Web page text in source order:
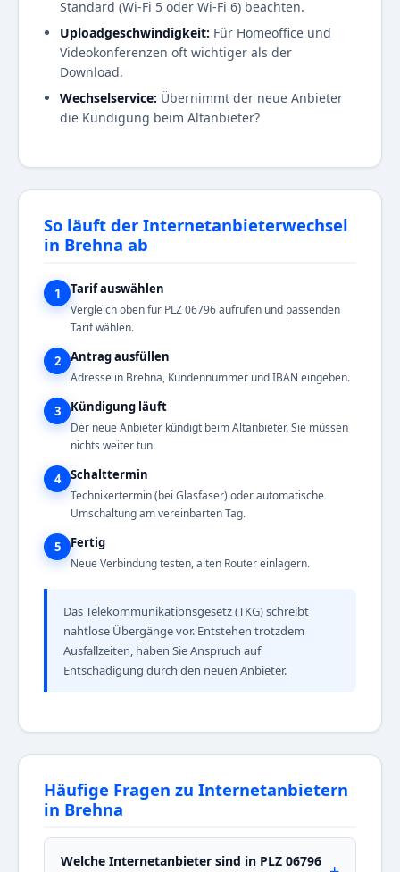
Standard (Wi-Fi 5 oder Wi-Fi 6) beachten.
Uploadgeschwindigkeit: Für Homeoffice und
Videokonferenzen oft wichtiger als der
Download.
Wechselservice: Übernimmt der neue Anbieter
die Kündigung beim Altanbieter?
So läuft der Internetanbieterwechsel
in Brehna ab
1 Tarif auswählen
Vergleich oben für PLZ 06796 aufrufen und passenden
Tarif wählen.
2 Antrag ausfüllen
Adresse in Brehna, Kundennummer und IBAN eingeben.
3 Kündigung läuft
Der neue Anbieter kündigt beim Altanbieter. Sie müssen
nichts weiter tun.
4 Schalttermin
Technikertermin (bei Glasfaser) oder automatische
Umschaltung am vereinbarten Tag.
5 Fertig
Neue Verbindung testen, alten Router einlagern.
Das Telekommunikationsgesetz (TKG) schreibt
nahtlose Übergänge vor. Entstehen trotzdem
Ausfallzeiten, haben Sie Anspruch auf
Entschädigung durch den neuen Anbieter.
Häufige Fragen zu Internetanbietern
in Brehna
Welche Internetanbieter sind in PLZ 06796